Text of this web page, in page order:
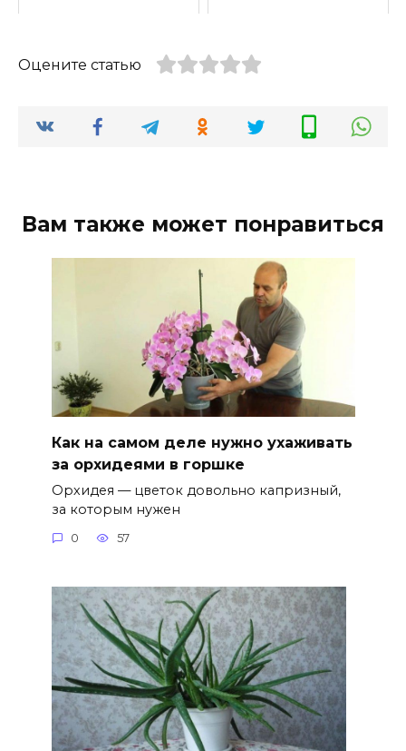
Оцените статью
Вам также может понравиться
Как на самом деле нужно ухаживать
за орхидеями в горшке
Орхидея — цветок довольно капризный,
за которым нужен
0 57